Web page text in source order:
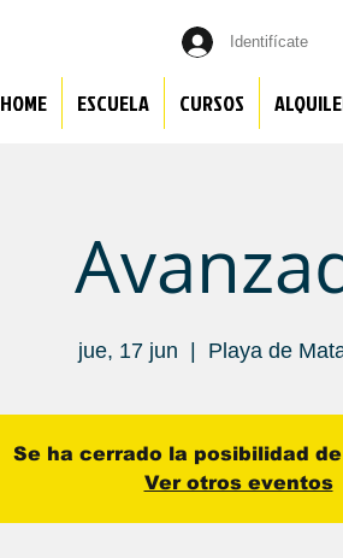
Identifícate
HOME ESCUELA CURSOS
jue, 17 jun Playa de
Se ha cerrado la posibilidad
Ver otros eventos